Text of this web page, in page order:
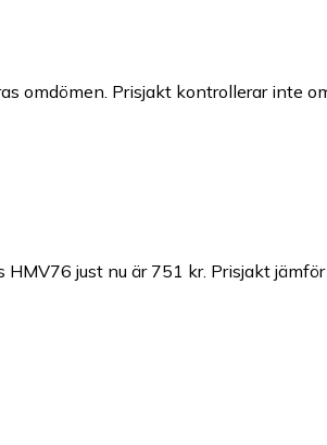
omdömen. Prisjakt kontrollerar inte
just nu är 751 kr. Prisjakt